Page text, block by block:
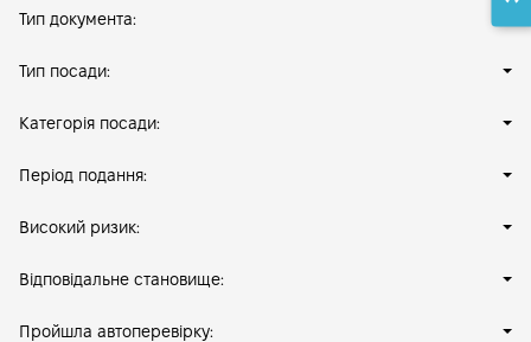
Тип документа:
Тип посади:
Категорія посади:
Період подання:
Високий ризик:
Відповідальне становище:
Пройшла автоперевірку: